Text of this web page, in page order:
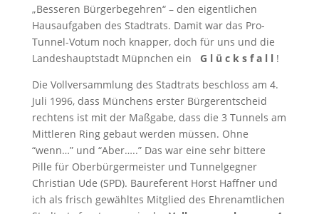
„Besseren Bürgerbegehren“ – den eigentlichen
Hausaufgaben des Stadtrats. Damit war das Pro-
Tunnel-Votum noch knapper, doch für uns und die
Landeshauptstadt Müpnchen ein G l ü c k s f a l l !
Die Vollversammlung des Stadtrats beschloss am 4.
Juli 1996, dass Münchens erster Bürgerentscheid
rechtens ist mit der Maßgabe, dass die 3 Tunnels am
Mittleren Ring gebaut werden müssen. Ohne
“wenn…” und “Aber…..” Das war eine sehr bittere
Pille für Oberbürgermeister und Tunnelgegner
Christian Ude (SPD). Baureferent Horst Haffner und
ich als frisch gewähltes Mitglied des Ehrenamtlichen